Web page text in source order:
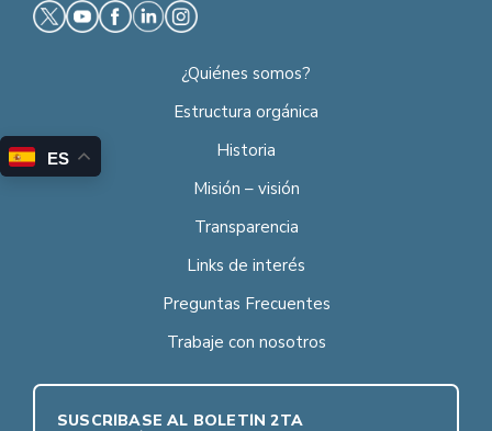
¿Quiénes somos?
Estructura orgánica
Historia
Misión – visión
Transparencia
Links de interés
Preguntas Frecuentes
Trabaje con nosotros
SUSCRÍBASE AL BOLETÍN 2TA
ES